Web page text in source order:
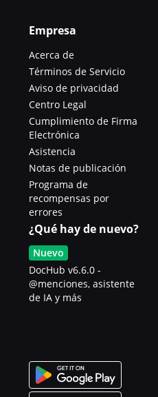
Empresa
Acerca de
Términos de Servicio
Aviso de privacidad
Centro Legal
Cumplimiento de Firma
Electrónica
Asistencia
Notas de publicación
Programa de
recompensas por
errores
¿Qué hay de nuevo?
Nuevo
DocHub v6.6.0 -
@menciones, asistente
de IA y más